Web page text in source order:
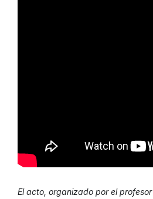
El acto, organizado por el profesor